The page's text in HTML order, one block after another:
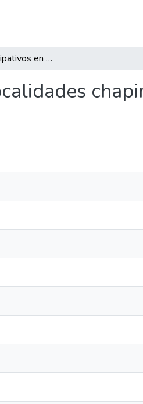
Procesos participativos en el tema educativo localidades chapinero, Teusaquillo, santa fe y la Candelaria 2007